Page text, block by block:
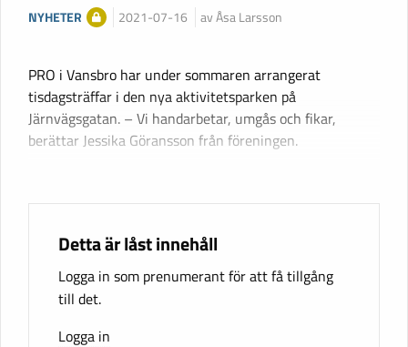
NYHETER 2021-07-16 av Åsa Larsson
PRO i Vansbro har under sommaren arrangerat
tisdagsträffar i den nya aktivitetsparken på
Järnvägsgatan. – Vi handarbetar, umgås och fikar,
berättar Jessika Göransson från föreningen.
Detta är låst innehåll
Logga in som prenumerant för att få tillgång
till det.
Logga in